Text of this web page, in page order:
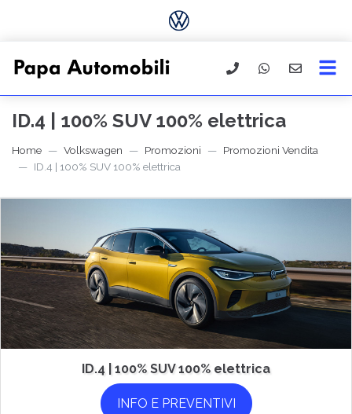
ID.4 | 100% SUV 100% elettrica
Home Volkswagen Promozioni
Promozioni Vendita
ID.4 | 100% SUV 100% elettrica
ID.4 | 100% SUV 100% elettrica
INFO E PREVENTIVI